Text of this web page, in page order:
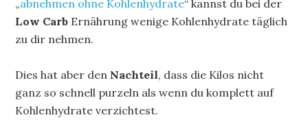
„abnehmen ohne Kohlenhydrate“ kannst du bei der
Low Carb Ernährung wenige Kohlenhydrate täglich
zu dir nehmen.
Dies hat aber den Nachteil, dass die Kilos nicht
ganz so schnell purzeln als wenn du komplett auf
Kohlenhydrate verzichtest.